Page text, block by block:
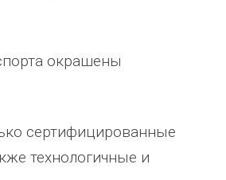
окрашены
сертифицированные
технологичные и